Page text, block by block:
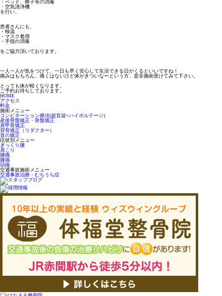
・ベッド、椅子等の消毒
・空気清浄機
を行い、
患者さんにも、
・検温
・マスク着用
・手指の消毒
をご協力頂いております。
一人一人が気をつけて、一日も早く安心して生活できる日がくるといいですね！
痛みはもちろん、痛くはないけど体がきついなーという方、是非施術受けてみて下さい。
とっても体が軽くなります。
ご予約お待ちしております。
HOME
アクセス
料金
施術メニュー
コンビネーション療法(超音波×ハイボルテージ)
産後骨盤矯正・骨盤矯正
肩甲骨矯正
背骨矯正（リダクター）
首の矯正
症状別メニュー
ぎっくり腰
肩こり
腰痛
膝痛
頭痛
交通事故施術メニュー
交通事故治療・むちうち症